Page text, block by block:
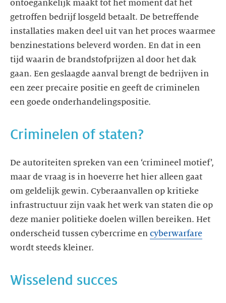
ontoegankelijk maakt tot het moment dat het
getroffen bedrijf losgeld betaalt. De betreffende
installaties maken deel uit van het proces waarmee
benzinestations beleverd worden. En dat in een
tijd waarin de brandstofprijzen al door het dak
gaan. Een geslaagde aanval brengt de bedrijven in
een zeer precaire positie en geeft de criminelen
een goede onderhandelingspositie.
De autoriteiten spreken van een ‘crimineel motief’,
maar de vraag is in hoeverre het hier alleen gaat
om geldelijk gewin. Cyberaanvallen op kritieke
infrastructuur zijn vaak het werk van staten die op
deze manier politieke doelen willen bereiken. Het
onderscheid tussen cybercrime en cyberwarfare
wordt steeds kleiner.